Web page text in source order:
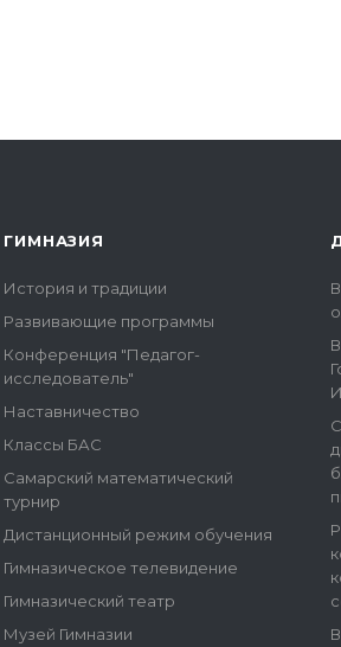
ГИМНАЗИЯ
История и традиции
Развивающие программы
Конференция "Педагог-
исследователь"
Наставничество
Классы БАС
Самарский математический
турнир
Дистанционный режим обучения
Гимназическое телевидение
Гимназический театр
Музей Гимназии